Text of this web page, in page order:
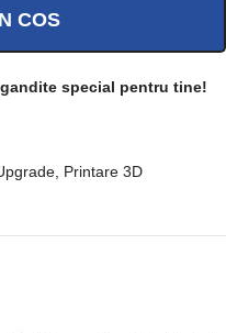
COS
gandite special pentru tine!
Printare 3D